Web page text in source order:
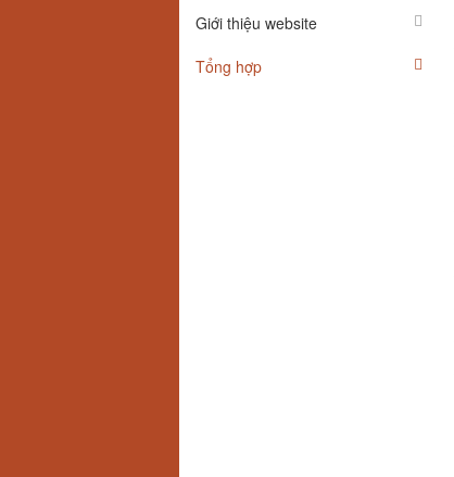
Giới thiệu website
Tổng hợp